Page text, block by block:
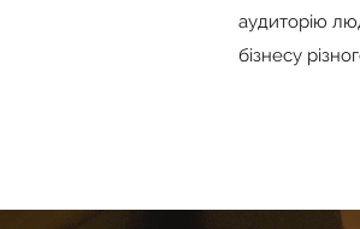
аудиторію
бізнесу